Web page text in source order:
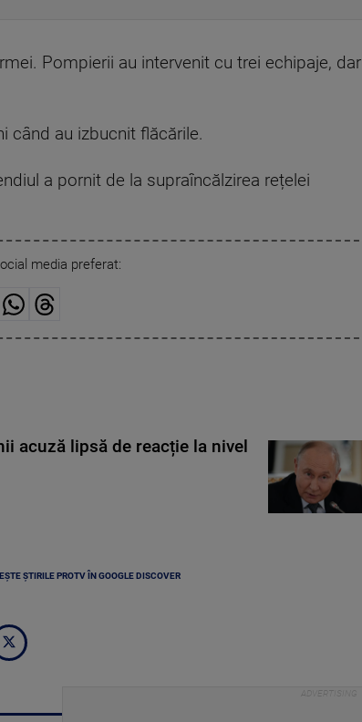
Pompierii au intervenit cu trei echipaje, dar
când au izbucnit flăcările.
a pornit de la supraîncălzirea rețelei
media preferat:
acuză lipsă de reacție la nivel
ȘTIRILE PROTV ÎN GOOGLE DISCOVER